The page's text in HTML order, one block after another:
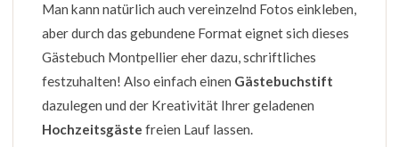
Man kann natürlich auch vereinzelnd Fotos einkleben,
aber durch das gebundene Format eignet sich dieses
Gästebuch Montpellier eher dazu, schriftliches
festzuhalten! Also einfach einen Gästebuchstift
dazulegen und der Kreativität Ihrer geladenen
Hochzeitsgäste freien Lauf lassen.